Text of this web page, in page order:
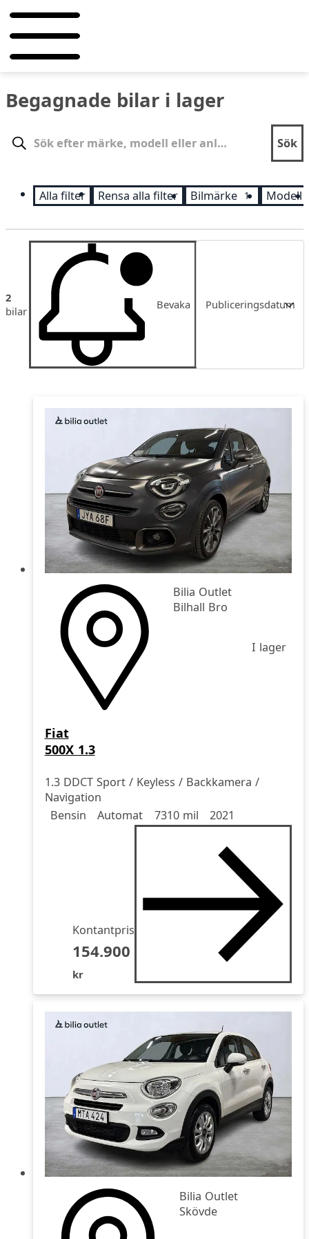
Begagnade bilar i lager
Sök
Alla filter Rensa alla filter Bilmärke 1 Modell
2
bilar
Bevaka Publiceringsdatum
Pris
Pris fallande
Bilia Outlet
Bilhall Bro
I lager
Fiat
500X 1.3
1.3 DDCT Sport / Keyless / Backkamera /
Navigation
Drivmedel
Bensin
Drivmedel Automat
Miltal 7310 mil
årsmodell 2021
Kontantpris
154.900
kr
Bilia Outlet
Skövde